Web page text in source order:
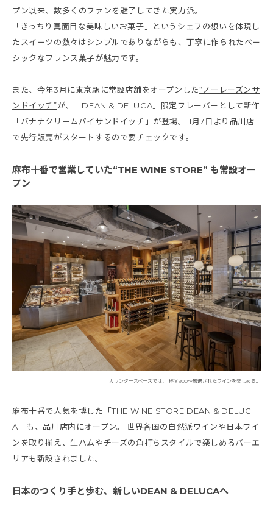
プン以来、数多くのファンを魅了してきた実力派。
「きっちり真面目な美味しいお菓子」というシェフの想いを体現し
たスイーツの数々はシンプルでありながらも、丁寧に作られたベー
シックなフランス菓子が魅力です。
また、今年3月に東京駅に常設店舗をオープンした“ノーレーズンサ
ンドイッチ”が、「DEAN & DELUCA」限定フレーバーとして新作
「バナナクリームパイサンドイッチ」が登場。11月7日より品川店
で先行販売がスタートするので要チェックです。
麻布十番で営業していた“THE WINE STORE” も常設オー
プン
カウンタースペースでは、1杯￥900～厳選されたワインを楽しめる。
麻布十番で人気を博した「THE WINE STORE DEAN & DELUC
A」も、品川店内にオープン。 世界各国の自然派ワインや日本ワイ
ンを取り揃え、生ハムやチーズの角打ちスタイルで楽しめるバーエ
リアも新設されました。
日本のつくり手と歩む、新しいDEAN & DELUCAへ